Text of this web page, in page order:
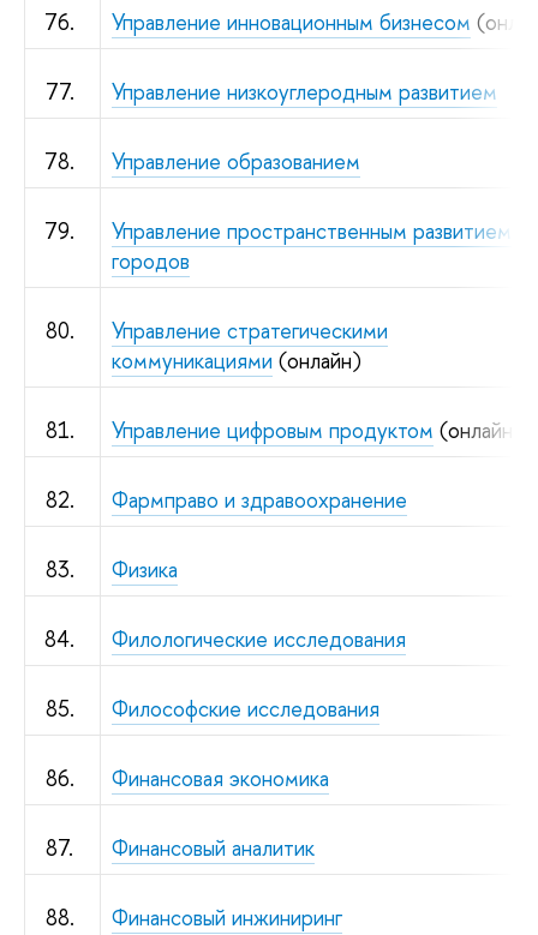
76. Управление инновационным бизнесом
77. Управление низкоуглеродным развитием
78. Управление образованием
79.
Управление пространственным развитием
городов
80.
Управление стратегическими
коммуникациями (онлайн)
81. Управление цифровым продуктом (онлайн)
82. Фармправо и здравоохранение
83. Физика
84. Филологические исследования
85. Философские исследования
86. Финансовая экономика
87. Финансовый аналитик
88. Финансовый инжиниринг